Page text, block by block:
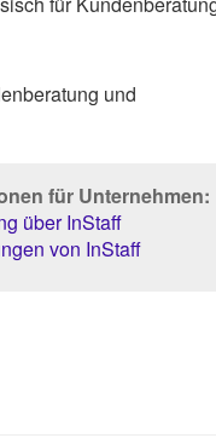
und
für Unternehmen:
über InStaff
von InStaff